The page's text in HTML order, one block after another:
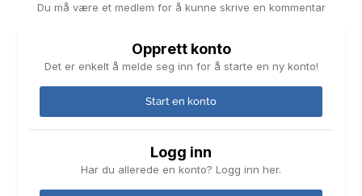
Du må være et medlem for å kunne skrive en kommentar
Opprett konto
Det er enkelt å melde seg inn for å starte en ny konto!
Start en konto
Logg inn
Har du allerede en konto? Logg inn her.